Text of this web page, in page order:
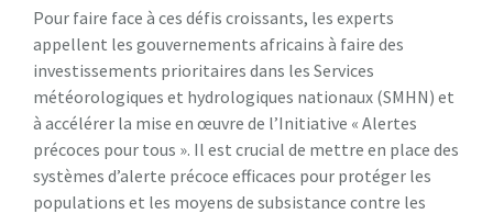
Pour faire face à ces défis croissants, les experts
appellent les gouvernements africains à faire des
investissements prioritaires dans les Services
météorologiques et hydrologiques nationaux (SMHN) et
à accélérer la mise en œuvre de l’Initiative « Alertes
précoces pour tous ». Il est crucial de mettre en place des
systèmes d’alerte précoce efficaces pour protéger les
populations et les moyens de subsistance contre les